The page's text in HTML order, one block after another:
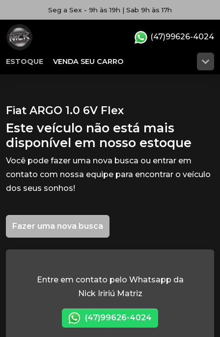
Seg a Sex - 9h às 19h | Sab 9h às 17h
ESTOQUE VENDA SEU CARRO
(47)99626-4024
Fiat ARGO 1.0 6V Flex
Este veículo não está mais
disponível em nosso estoque
Você pode fazer uma nova busca ou entrar em
contato com nossa equipe para encontrar o veículo
dos seus sonhos!
Fazer uma nova busca
Entre em contato pelo Whatsapp da
Nick Iririú Matriz
(47)99626-4024